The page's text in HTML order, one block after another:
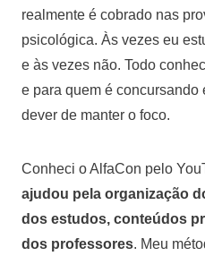
realmente é cobrado nas
psicológica. Às vezes eu
e às vezes não. Todo
e para quem é concursando
dever de manter o foco.
Conheci o AlfaCon pelo
ajudou pela organização
dos estudos, conteúdos
dos professores. Meu